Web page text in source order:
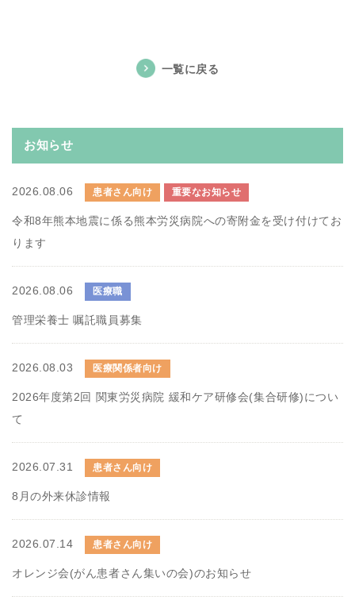
一覧に戻る
お知らせ
2026.08.06 患者さん向け 重要なお知らせ
令和8年熊本地震に係る熊本労災病院への寄附金を受け付けてお
ります
2026.08.06 医療職
管理栄養士 嘱託職員募集
2026.08.03 医療関係者向け
2026年度第2回 関東労災病院 緩和ケア研修会(集合研修)につい
て
2026.07.31 患者さん向け
8月の外来休診情報
2026.07.14 患者さん向け
オレンジ会(がん患者さん集いの会)のお知らせ